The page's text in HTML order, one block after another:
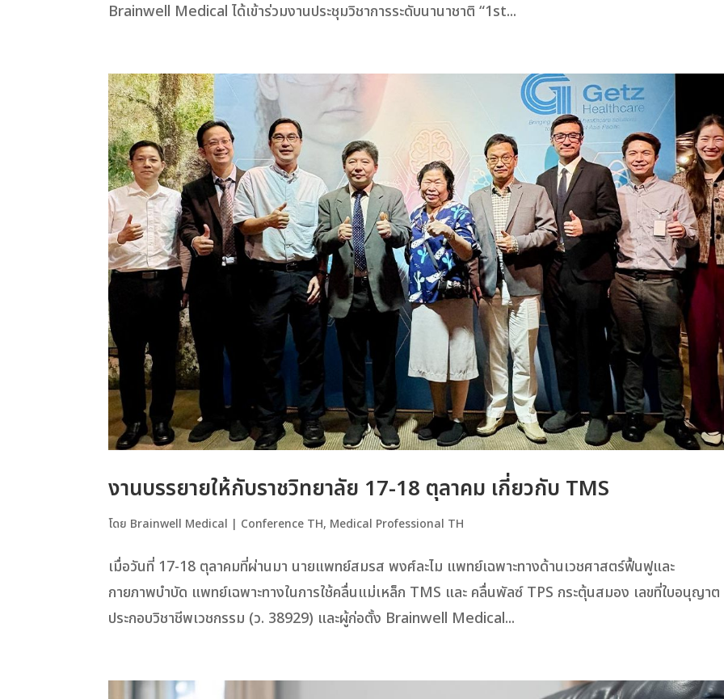
Brainwell Medical ได้เข้าร่วมงานประชุมวิชาการระดับนานาชาติ “1st...
งานบรรยายให้กับราชวิทยาลัย 17-18 ตุลาคม เกี่ยวกับ TMS
โดย Brainwell Medical | Conference TH, Medical Professional TH
เมื่อวันที่ 17-18 ตุลาคมที่ผ่านมา นายแพทย์สมรส พงศ์ละไม แพทย์เฉพาะทางด้านเวชศาสตร์ฟื้นฟูและ
กายภาพบำบัด แพทย์เฉพาะทางในการใช้คลื่นแม่เหล็ก TMS และ คลื่นพัลซ์ TPS กระตุ้นสมอง เลขที่ใบอนุญาต
ประกอบวิชาชีพเวชกรรม (ว. 38929) และผู้ก่อตั้ง Brainwell Medical...